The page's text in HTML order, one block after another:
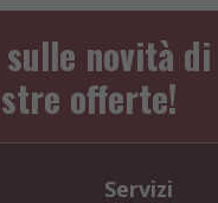
novità di
offerte!
Servizi